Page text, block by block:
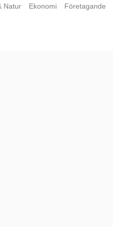
Natur Ekonomi Företagande